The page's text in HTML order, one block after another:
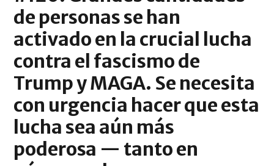
de personas se han
activado en la crucial lucha
contra el fascismo de
Trump y MAGA. Se necesita
con urgencia hacer que esta
lucha sea aún más
poderosa — tanto en